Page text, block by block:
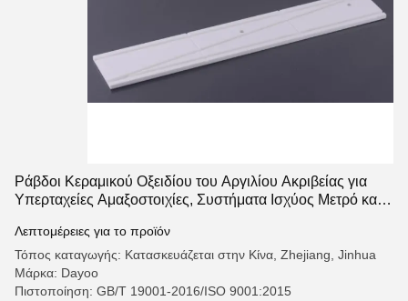
Ράβδοι Κεραμικού Οξειδίου του Αργιλίου Ακριβείας για
Υπερταχείες Αμαξοστοιχίες, Συστήματα Ισχύος Μετρό και
Λεπτομέρειες για το προϊόν
Τόπος καταγωγής: Κατασκευάζεται στην Κίνα, Zhejiang, Jinhua
Μάρκα: Dayoo
Πιστοποίηση: GB/T 19001-2016/ISO 9001:2015